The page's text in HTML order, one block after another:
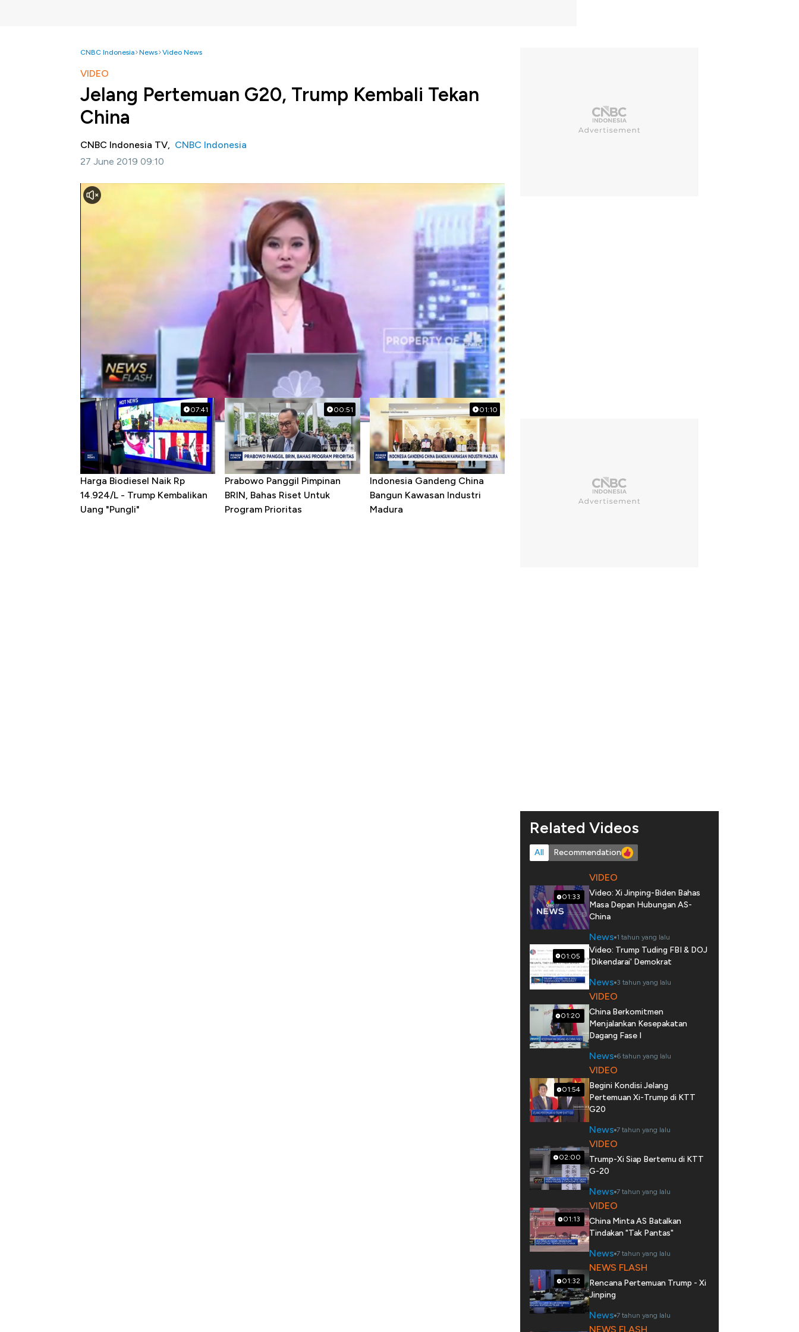
CNBC Indonesia News Video News
VIDEO
Jelang Pertemuan G20, Trump Kembali Tekan
China
CNBC Indonesia TV, CNBC Indonesia
27 June 2019 09:10
Jakarta, CNBC Indonesia-Presiden Amerika Serikat, Donald Trump, tak segan menambah bea tarif
impor pada barang-barang asal China bila tidak ada kemajuan jelang pertemuan KTT G20 di
Jepang.Simak informasi selengkapnya di Squawk Box, CNBC Indonesia (Kamis, 27/06/2019) berikut
Bagikan:
#xi jinping #amerika serikat #china
Popular Videos
07:41
Harga Biodiesel Naik Rp
14.924/L - Trump Kembalikan
Uang "Pungli"
00:51
Prabowo Panggil Pimpinan
BRIN, Bahas Riset Untuk
Program Prioritas
01:10
Indonesia Gandeng China
Bangun Kawasan Industri
Madura
Related Videos
All Recommendation
01:33
VIDEO
Video: Xi Jinping-Biden Bahas
Masa Depan Hubungan AS-
China
News 1 tahun yang lalu
01:05
Video: Trump Tuding FBI & DOJ
'Dikendarai' Demokrat
News 3 tahun yang lalu
01:20
VIDEO
China Berkomitmen
Menjalankan Kesepakatan
Dagang Fase I
News 6 tahun yang lalu
01:54
VIDEO
Begini Kondisi Jelang
Pertemuan Xi-Trump di KTT
G20
News 7 tahun yang lalu
02:00
VIDEO
Trump-Xi Siap Bertemu di KTT
G-20
News 7 tahun yang lalu
01:13
VIDEO
China Minta AS Batalkan
Tindakan "Tak Pantas"
News 7 tahun yang lalu
01:32
NEWS FLASH
Rencana Pertemuan Trump - Xi
Jinping
News 7 tahun yang lalu
NEWS FLASH